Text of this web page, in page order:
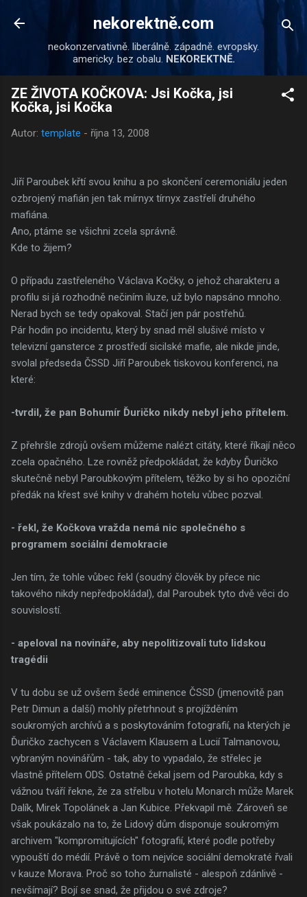
Přeskočit na hlavní obsah
nekorektně.com
neokonzervativně. liberálně. západně. evropsky.
americky. bez obalu. NEKOREKTNĚ.
ZE ŽIVOTA KOČKOVA: Jsi Kočka, jsi
Kočka, jsi Kočka
Autor: template - října 13, 2008
Jiří Paroubek křtí svou knihu a po skončení ceremoniálu jeden
ozbrojený mafián jen tak mírnyx tírnyx zastřelí druhého
mafiána.
Ano, ptáme se všichni zcela správně.
Kde to žijem?
O případu zastřeleného Václava Kočky, o jehož charakteru a
profilu si já rozhodně nečiním iluze, už bylo napsáno mnoho.
Nerad bych se tedy opakoval. Stačí jen pár postřehů.
Pár hodin po incidentu, který by snad měl slušivé místo v
televizní gansterce z prostředí sicilské mafie, ale nikde jinde,
svolal předseda ČSSD Jiří Paroubek tiskovou konferenci, na
které:
-tvrdil, že pan Bohumír Ďuričko nikdy nebyl jeho přítelem.
Z přehršle zdrojů ovšem můžeme nalézt citáty, které říkají něco
zcela opačného. Lze rovněž předpokládat, že kdyby Ďuričko
skutečně nebyl Paroubkovým přítelem, těžko by si ho opoziční
předák na křest své knihy v drahém hotelu vůbec pozval.
- řekl, že Kočkova vražda nemá nic společného s
programem sociální demokracie
Jen tím, že tohle vůbec řekl (soudný člověk by přece nic
takového nikdy nepředpokládal), dal Paroubek tyto dvě věci do
souvislostí.
- apeloval na novináře, aby nepolitizovali tuto lidskou
tragédii
V tu dobu se už ovšem šedé eminence ČSSD (jmenovitě pan
Petr Dimun a další) mohly přetrhnout s projížděním
soukromých archívů a s poskytováním fotografií, na kterých je
Ďuričko zachycen s Václavem Klausem a Lucií Talmanovou,
vybraným novinářům - tak, aby to vypadalo, že střelec je
vlastně přítelem ODS. Ostatně čekal jsem od Paroubka, kdy s
vážnou tváří řekne, že za střelbu v hotelu Monarch může Marek
Dalík, Mirek Topolánek a Jan Kubice. Překvapil mě. Zároveň se
však poukázalo na to, že Lidový dům disponuje soukromým
archivem "kompromitujících" fotografií, které podle potřeby
vypouští do médií. Právě o tom nejvíce sociální demokraté řvali
v kauze Morava. Proč so toho žurnalisté - alespoň zdánlivě -
nevšímají? Bojí se snad, že přijdou o své zdroje?